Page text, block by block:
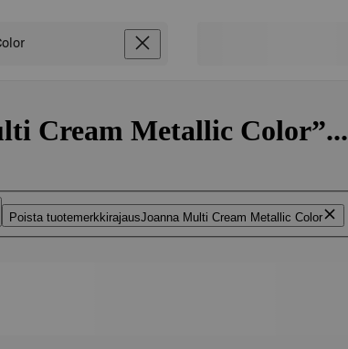
Cream Metallic Color”...
Poista tuotemerkkirajausJoanna Multi Cream Metallic Color